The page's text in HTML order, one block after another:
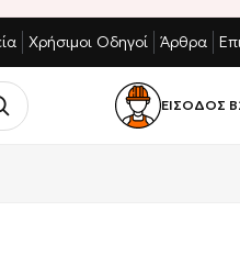
ΤΙΜΈΣ ΣΎΝΤΟΜΟΙ
Χρήσιμοι Οδηγοί Άρθρα
ΕΙΣΟΔΟΣ